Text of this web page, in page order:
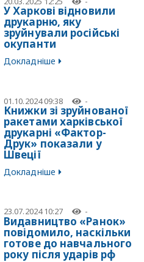
У Харкові відновили
друкарню, яку
зруйнували російські
окупанти
Докладніше
01.10.2024 09:38 -
Книжки зі зруйнованої
ракетами харківської
друкарні «Фактор-
Друк» показали у
Швеції
Докладніше
23.07.2024 10:27 -
Видавництво «Ранок»
повідомило, наскільки
готове до навчального
року після ударів рф